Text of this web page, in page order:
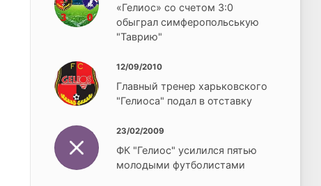
«Гелиос» со счетом 3:0
обыграл симферопольськую
"Таврию"
12/09/2010
Главный тренер харьковского
"Гелиоса" подал в отставку
23/02/2009
ФК "Гелиос" усилился пятью
молодыми футболистами